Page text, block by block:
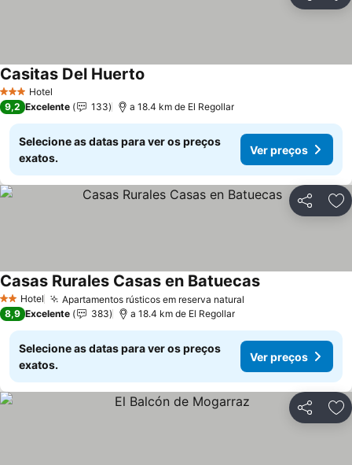
3 EstrelasHotel
Casitas Del Huerto
9,2 Excelente 133 a 18.4 km de El Regollar
Selecione as datas para ver os preços
exatos.
Ver preços
Partilhar
2 Estrelas
Hotel Apartamentos rústicos em reserva natural
Casas Rurales Casas en BatuecasVer preços
8,9 Excelente 383 a 18.4 km de El Regollar
Selecione as datas para ver os preços
exatos.
Ver preços
Partilhar